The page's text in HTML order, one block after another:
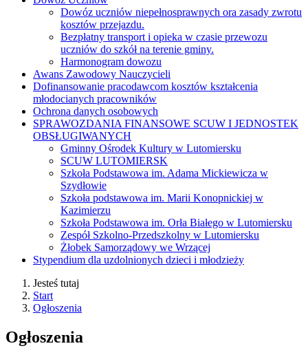
Dowóz uczniów niepełnosprawnych ora zasady zwrotu
kosztów przejazdu.
Bezpłatny transport i opieka w czasie przewozu
uczniów do szkół na terenie gminy.
Harmonogram dowozu
Awans Zawodowy Nauczycieli
Dofinansowanie pracodawcom kosztów kształcenia
młodocianych pracowników
Ochrona danych osobowych
SPRAWOZDANIA FINANSOWE SCUW I JEDNOSTEK
OBSŁUGIWANYCH
Gminny Ośrodek Kultury w Lutomiersku
SCUW LUTOMIERSK
Szkoła Podstawowa im. Adama Mickiewicza w
Szydłowie
Szkoła podstawowa im. Marii Konopnickiej w
Kazimierzu
Szkoła Podstawowa im. Orła Białego w Lutomiersku
Zespół Szkolno-Przedszkolny w Lutomiersku
Żłobek Samorządowy we Wrzącej
Stypendium dla uzdolnionych dzieci i młodzieży
Jesteś tutaj
Start
Ogłoszenia
Ogłoszenia